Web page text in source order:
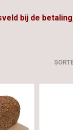
bij de